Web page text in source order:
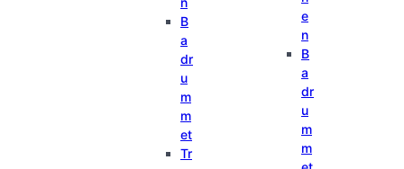
B
a
dr
u
m
m
et
Tr
e
n
B
a
dr
u
m
m